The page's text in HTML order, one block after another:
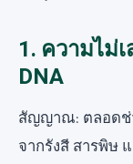
1. ความไม่
DNA
สัญญาณ: ตลอดช่ว
จากรังสี สารพิษ